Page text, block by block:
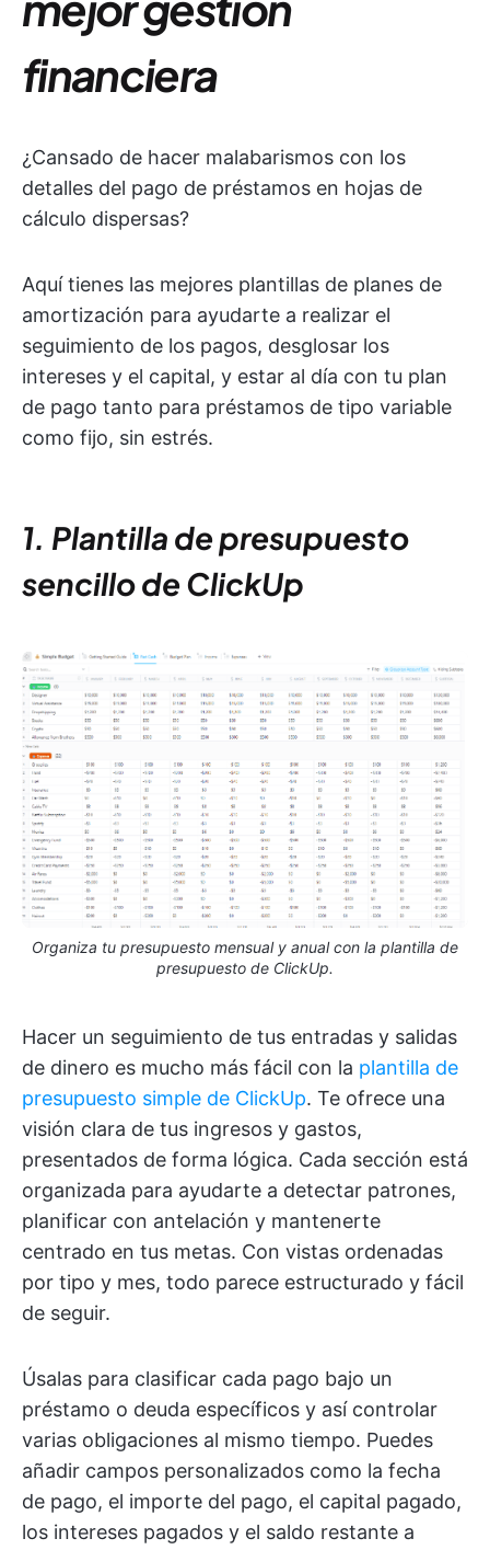
financiera
¿Cansado de hacer malabarismos con los
detalles del pago de préstamos en hojas de
cálculo dispersas?
Aquí tienes las mejores plantillas de planes de
amortización para ayudarte a realizar el
seguimiento de los pagos, desglosar los
intereses y el capital, y estar al día con tu plan
de pago tanto para préstamos de tipo variable
como fijo, sin estrés.
1. Plantilla de presupuesto
sencillo de ClickUp
Organiza tu presupuesto mensual y anual con la plantilla de
presupuesto de ClickUp.
Hacer un seguimiento de tus entradas y salidas
de dinero es mucho más fácil con la plantilla de
presupuesto simple de ClickUp. Te ofrece una
visión clara de tus ingresos y gastos,
presentados de forma lógica. Cada sección está
organizada para ayudarte a detectar patrones,
planificar con antelación y mantenerte
centrado en tus metas. Con vistas ordenadas
por tipo y mes, todo parece estructurado y fácil
de seguir.
Úsalas para clasificar cada pago bajo un
préstamo o deuda específicos y así controlar
varias obligaciones al mismo tiempo. Puedes
añadir campos personalizados como la fecha
de pago, el importe del pago, el capital pagado,
los intereses pagados y el saldo restante a